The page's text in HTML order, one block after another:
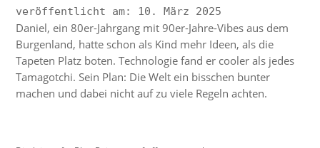
veröffentlicht am: 10. März 2025
Daniel, ein 80er-Jahrgang mit 90er-Jahre-Vibes aus dem
Burgenland, hatte schon als Kind mehr Ideen, als die
Tapeten Platz boten. Technologie fand er cooler als jedes
Tamagotchi. Sein Plan: Die Welt ein bisschen bunter
machen und dabei nicht auf zu viele Regeln achten.